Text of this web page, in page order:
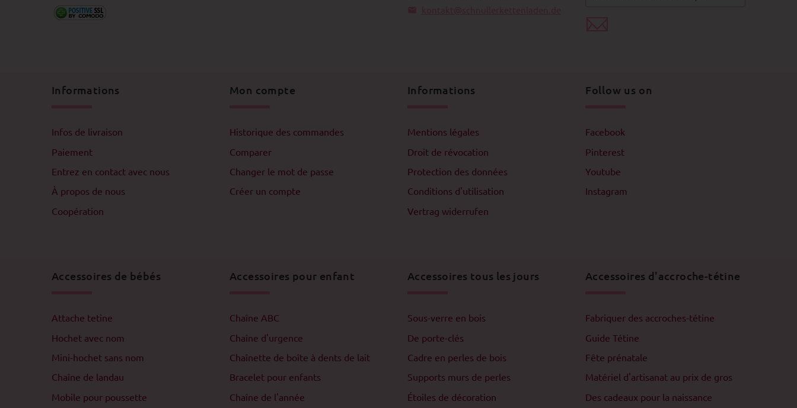
Informations
Infos de livraison
Paiement
Entrez en contact avec nous
À propos de nous
Coopération
Mon compte
Historique des commandes
Comparer
Changer le mot de passe
Créer un compte
Informations
Mentions légales
Droit de révocation
Protection des données
Conditions d'utilisation
Vertrag widerrufen
Follow us on
Facebook
Pinterest
Youtube
Instagram
Accessoires de bébés
Attache tetine
Hochet avec nom
Mini-hochet sans nom
Chaîne de landau
Mobile pour poussette
Accessoires pour enfant
Chaîne ABC
Chaîne d'urgence
Chaînette de boîte à dents de lait
Bracelet pour enfants
Chaîne de l'année
Accessoires tous les jours
Sous-verre en bois
De porte-clés
Cadre en perles de bois
Supports murs de perles
Étoiles de décoration
Accessoires d'accroche-tétine
Fabriquer des accroches-tétine
Guide Tétine
Fête prénatale
Matériel d'artisanat au prix de gros
Des cadeaux pour la naissance